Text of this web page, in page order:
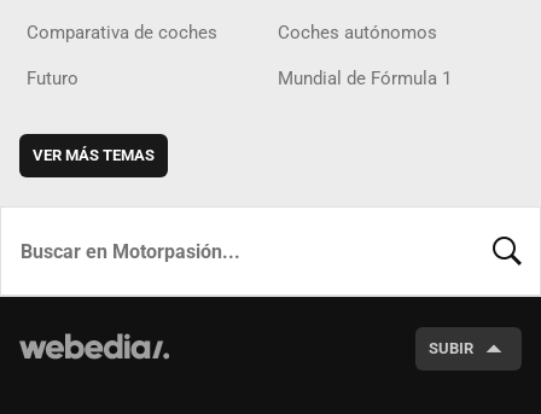
Comparativa de coches Coches autónomos
Futuro Mundial de Fórmula 1
VER MÁS TEMAS
SUBIR